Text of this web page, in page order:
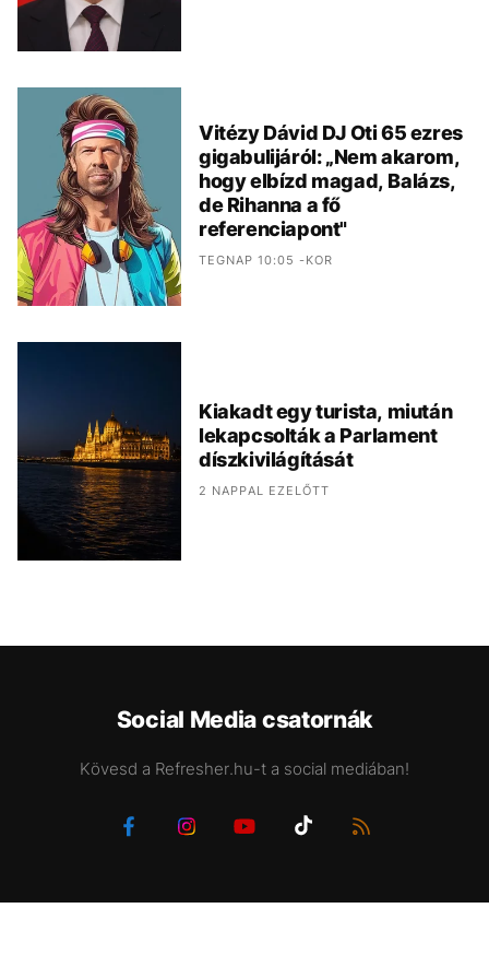
Vitézy Dávid DJ Oti 65 ezres
gigabulijáról: „Nem akarom,
hogy elbízd magad, Balázs,
de Rihanna a fő
referenciapont"
TEGNAP 10:05 -KOR
Kiakadt egy turista, miután
lekapcsolták a Parlament
díszkivilágítását
2 NAPPAL EZELŐTT
Social Media csatornák
Kövesd a Refresher.hu-t a social mediában!